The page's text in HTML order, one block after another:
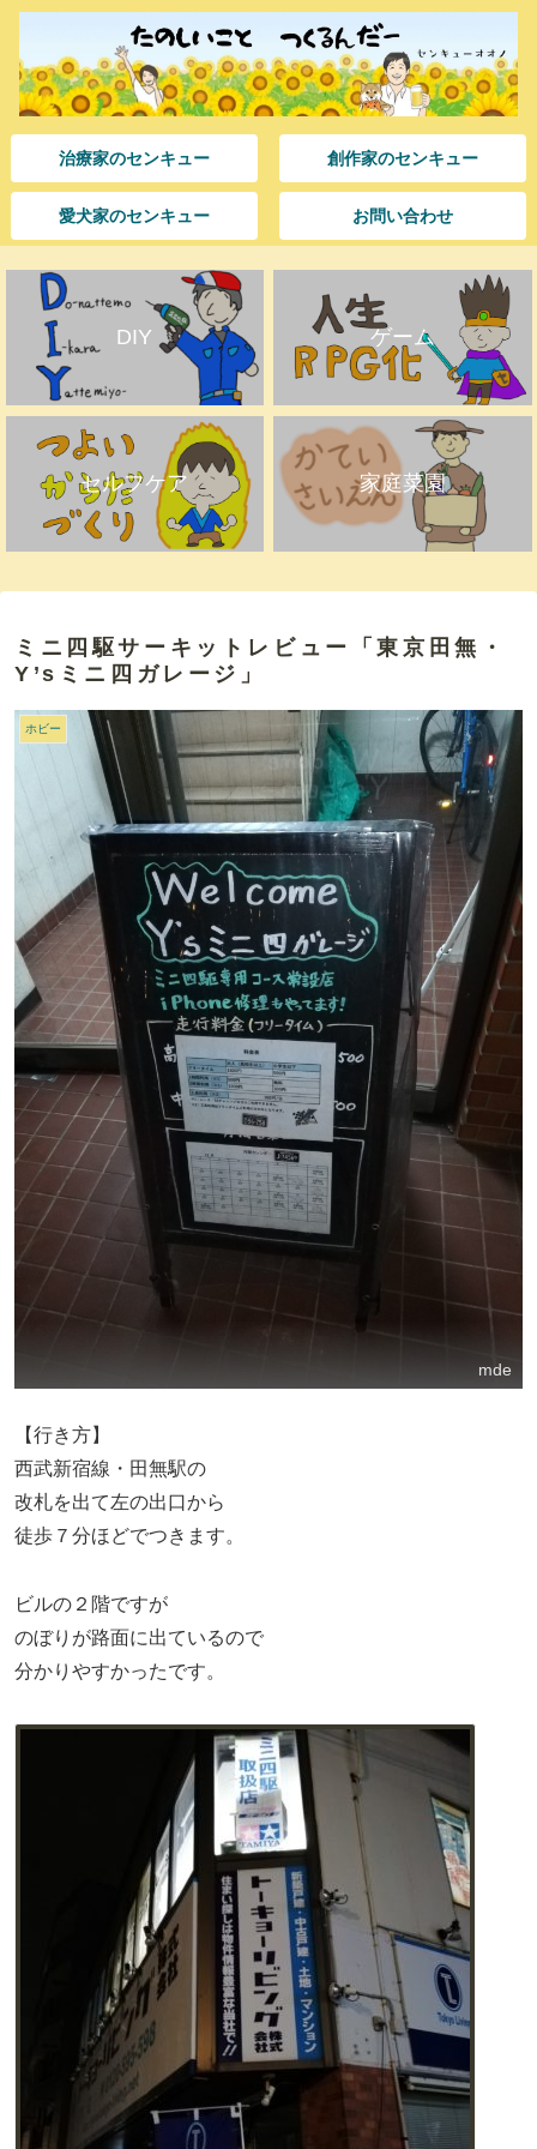
治療家のセンキュー 創作家のセンキュー
愛犬家のセンキュー お問い合わせ
DIY ゲーム
セルフケア 家庭菜園
ミニ四駆サーキットレビュー「東京田無・
Y’sミニ四ガレージ」
ホビー
mde
【行き方】
西武新宿線・田無駅の
改札を出て左の出口から
徒歩７分ほどでつきます。
ビルの２階ですが
のぼりが路面に出ているので
分かりやすかったです。